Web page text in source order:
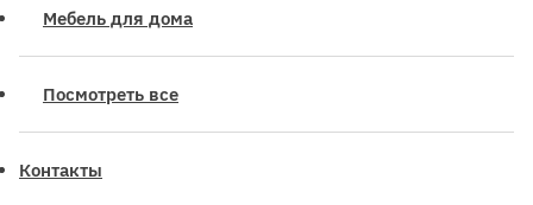
Мебель для дома
Посмотреть все
Контакты